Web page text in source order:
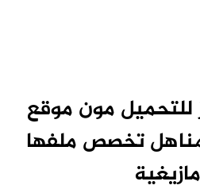
مون موقع
تخصص ملفها